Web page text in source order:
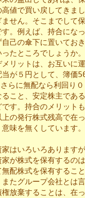
値で買い戻してきま
ません。そこまでして
。例えば、持合にな
己の傘下に置いてお
たところでしょうか。
リットは、お互いに
が５円として、簿価
に無配なら利回り
こと、安定株主であ
す。持合のメリット
の発行株式残高で在
味を無くしています。
はいろいろあります
が株式を保有するの
配株式を保有するこ
たグループ会社とは
放棄することは、在